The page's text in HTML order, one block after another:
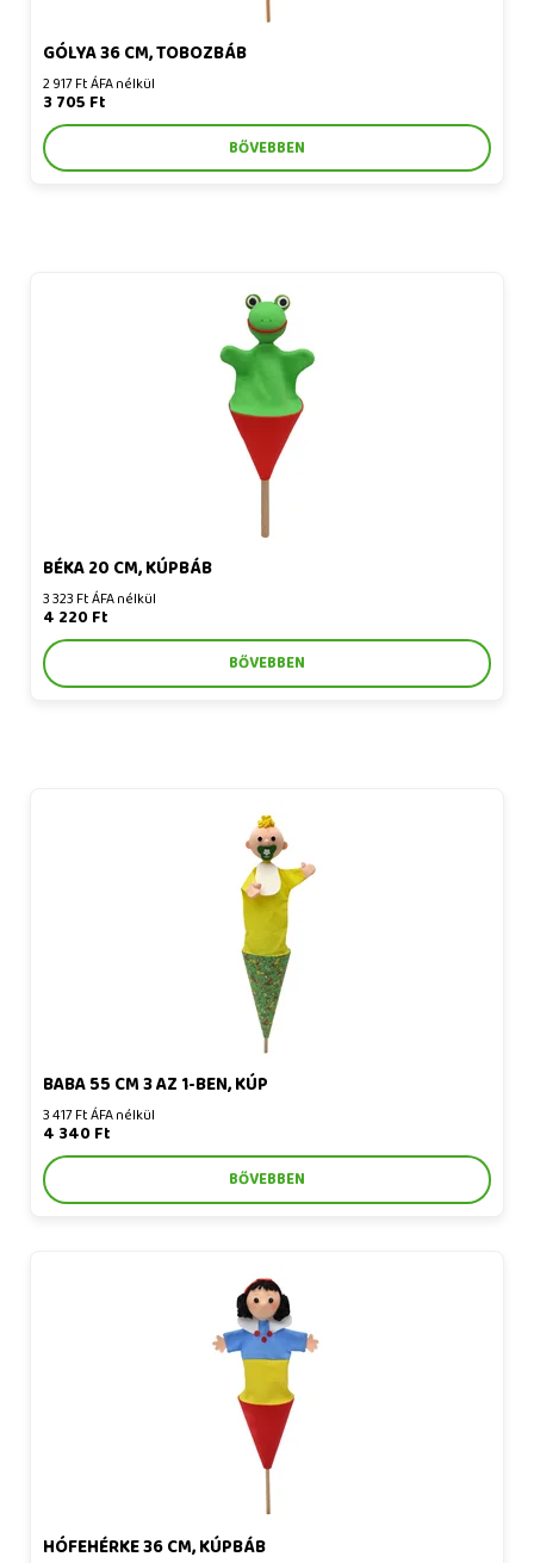
GÓLYA 36 CM, TOBOZBÁB
2 917 Ft ÁFA nélkül
3 705 Ft
BŐVEBBEN
BÉKA 20 CM, KÚPBÁB
3 323 Ft ÁFA nélkül
4 220 Ft
BŐVEBBEN
BABA 55 CM 3 AZ 1-BEN, KÚP
3 417 Ft ÁFA nélkül
4 340 Ft
BŐVEBBEN
HÓFEHÉRKE 36 CM, KÚPBÁB